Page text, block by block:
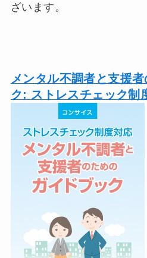
ざいます。
メンタル不調者と支援
ク: ストレスチェック制